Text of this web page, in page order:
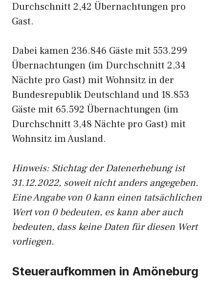
Durchschnitt 2,42 Übernachtungen pro
Gast.
Dabei kamen 236.846 Gäste mit 553.299
Übernachtungen (im Durchschnitt 2,34
Nächte pro Gast) mit Wohnsitz in der
Bundesrepublik Deutschland und 18.853
Gäste mit 65.592 Übernachtungen (im
Durchschnitt 3,48 Nächte pro Gast) mit
Wohnsitz im Ausland.
Hinweis: Stichtag der Datenerhebung ist
31.12.2022, soweit nicht anders angegeben.
Eine Angabe von 0 kann einen tatsächlichen
Wert von 0 bedeuten, es kann aber auch
bedeuten, dass keine Daten für diesen Wert
vorliegen.
Steueraufkommen in Amöneburg